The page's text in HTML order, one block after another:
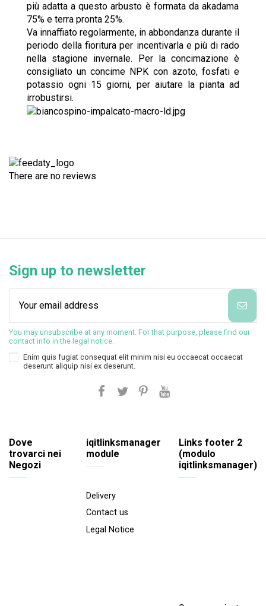
più adatta a questo arbusto è formata da akadama
75% e terra pronta 25%.
Va innaffiato regolarmente, in abbondanza durante il
periodo della fioritura per incentivarla e più di rado
nella stagione invernale. Per la concimazione è
consigliato un concime NPK conazoto, fosfati e
potassio ogni 15 giorni, per aiutare la pianta ad
irrobustirsi.
There are no reviews
Sign up to newsletter
You may unsubscribe at any moment. For that purpose, please find our
contact info in the legal notice.
Enim quis fugiat consequat elit minim nisi eu occaecat occaecat
deserunt aliquip nisi ex deserunt.
Dove
trovarci nei
Negozi
iqitlinksmanager
module
Delivery
Contact us
Legal Notice
Links footer 2
(modulo
iqitlinksmanager)